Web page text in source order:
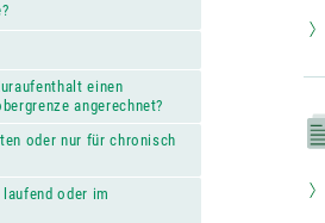
einen
angerechnet?
oder nur für chronisch
oder im